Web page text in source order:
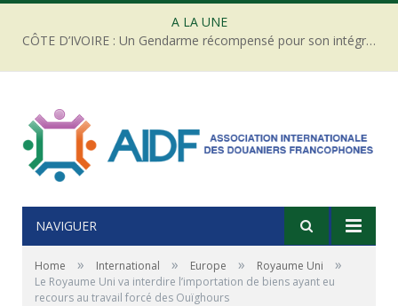
A LA UNE
CÔTE D’IVOIRE : Un Gendarme récompensé pour son intégrité face à une tentative de corruption
NAVIGUER
Home » International » Europe » Royaume Uni »
Le Royaume Uni va interdire l’importation de biens ayant eu
recours au travail forcé des Ouïghours